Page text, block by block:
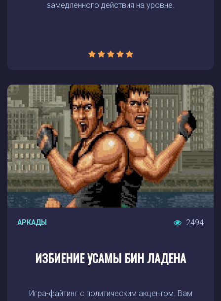
замедленного действия на уровне.
АРКАДЫ 2494
ИЗБИЕНИЕ УСАМЫ БИН ЛАДЕНА
Игра-файтинг с политическим акцентом. Вам